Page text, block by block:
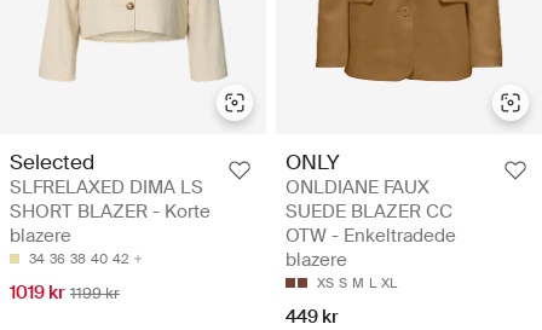
Selected
SLFRELAXED DIMA LS
SHORT BLAZER - Korte
blazere
34 36 38 40 42
1019 kr 1199 kr
ONLY
ONLDIANE FAUX
SUEDE BLAZER CC
OTW - Enkeltradede
blazere
XS S M L XL
449 kr